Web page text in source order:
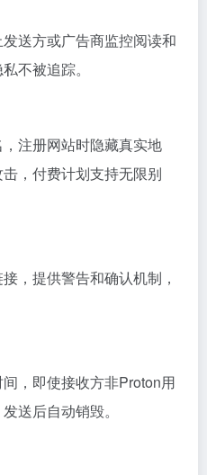
送方或广告商监控阅读和
不被追踪。
注册网站时隐藏真实地
，付费计划支持无限别
，提供警告和确认机制，
，即使接收方非Proton用
送后自动销毁。